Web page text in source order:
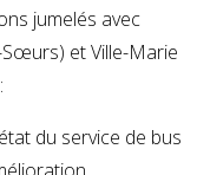
jumelés avec
et Ville-Marie
du service de bus